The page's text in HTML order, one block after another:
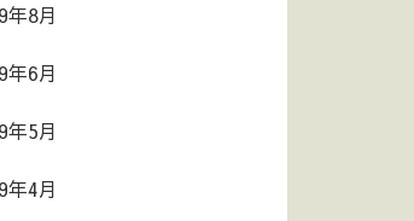
年8月
年6月
年5月
年4月